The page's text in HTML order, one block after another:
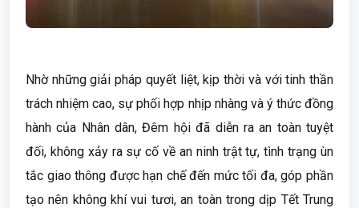
Nhờ những giải pháp quyết liệt, kịp thời và với tinh thần
trách nhiệm cao, sự phối hợp nhịp nhàng và ý thức đồng
hành của Nhân dân, Đêm hội đã diễn ra an toàn tuyệt
đối, không xảy ra sự cố về an ninh trật tự, tình trạng ùn
tắc giao thông được hạn chế đến mức tối đa, góp phần
tạo nên không khí vui tươi, an toàn trong dịp Tết Trung